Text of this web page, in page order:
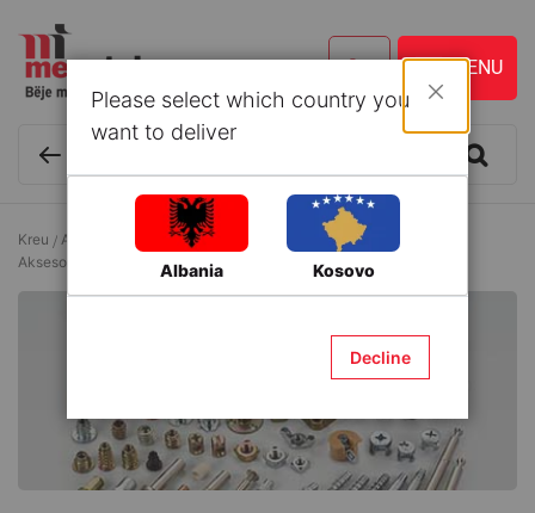
Kreu Aksesorë metali (Hardware)
Aksesorë montimi për mobilje
Aksesorë mobiljesh
Please select which country you
want to deliver
Albania Kosovo
Decline